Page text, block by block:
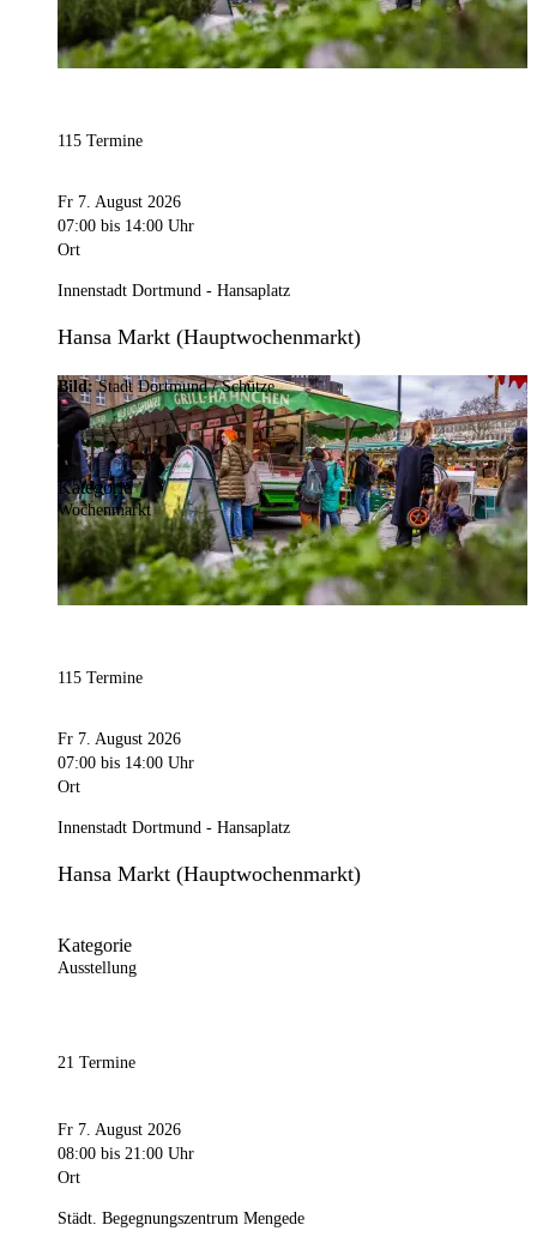
115 Termine
Fr 7. August 2026
07:00 bis 14:00 Uhr
Ort
Innenstadt Dortmund - Hansaplatz
Hansa Markt (Hauptwochenmarkt)
Bild:Stadt Dortmund / Schütze
Kategorie
Wochenmarkt
115 Termine
Fr 7. August 2026
07:00 bis 14:00 Uhr
Ort
Innenstadt Dortmund - Hansaplatz
Hansa Markt (Hauptwochenmarkt)
Kategorie
Ausstellung
21 Termine
Fr 7. August 2026
08:00 bis 21:00 Uhr
Ort
Städt. Begegnungszentrum Mengede